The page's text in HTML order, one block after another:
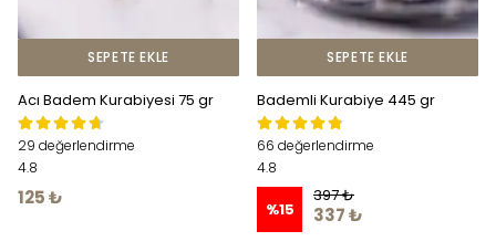
SEPETE EKLE
Acı Badem Kurabiyesi 75 gr
29 değerlendirme
4.8
125 ₺
SEPETE EKLE
Bademli Kurabiye 445 gr
66 değerlendirme
4.8
%15
397 ₺
337 ₺